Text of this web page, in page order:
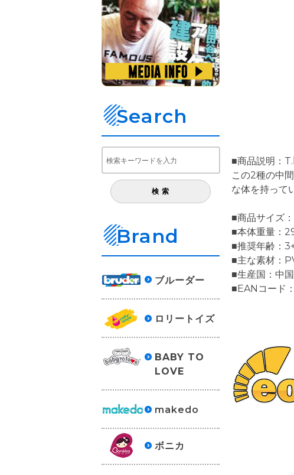
Search
Brand
ブルーダー
ロリートイズ
BABY TO
LOVE
makedo
ボニカ
■商品説明：
この2種の中
な体を持って
■商品サイズ
■本体重量：
■推奨年齢：
■主な素材：
■生産国：中国
■EANコード